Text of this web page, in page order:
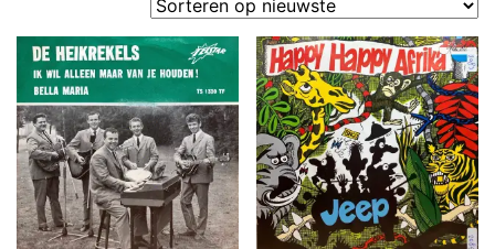
nieuwste